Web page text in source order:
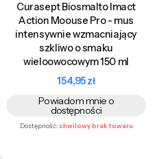
Curasept Biosmalto Imact
Action Moouse Pro - mus
intensywnie wzmacniający
szkliwo o smaku
wieloowocowym 150 ml
Cena
154,95 zł
Powiadom mnie o
dostępności
Dostępność:chwilowy brak towaru